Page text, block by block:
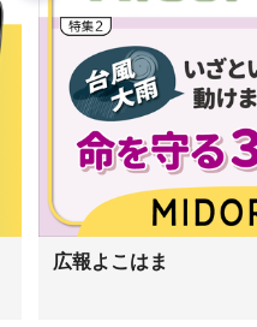
広報よこはま